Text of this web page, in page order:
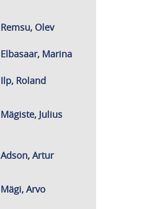
Remsu, Olev
Elbasaar, Marina
Ilp, Roland
Mägiste, Julius
Adson, Artur
Mägi, Arvo